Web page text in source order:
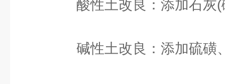
酸性土改良：添加石灰(
碱性土改良：添加硫磺